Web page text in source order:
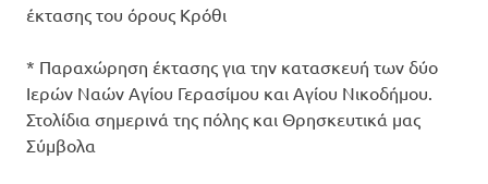
έκτασης του όρους Κρόθι
* Παραχώρηση έκτασης για την κατασκευή των δύο
Ιερών Ναών Αγίου Γερασίμου και Αγίου Νικοδήμου.
Στολίδια σημερινά της πόλης και Θρησκευτικά μας
Σύμβολα